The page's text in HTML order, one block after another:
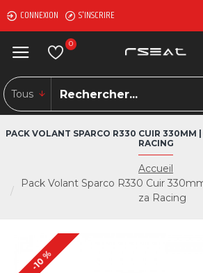
CONNEXION S'INSCRIRE
0
Tous
Accueil
Pack Volant Sparco R330 Cuir
za Racing
PACK VOLANT SPARCO R330 CUIR 330MM
RACING
-10 %